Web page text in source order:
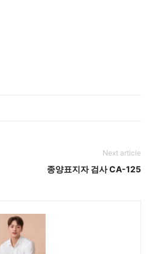
Next article
종양표지자 검사 CA-125